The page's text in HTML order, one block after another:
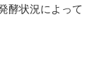
酵状況によって